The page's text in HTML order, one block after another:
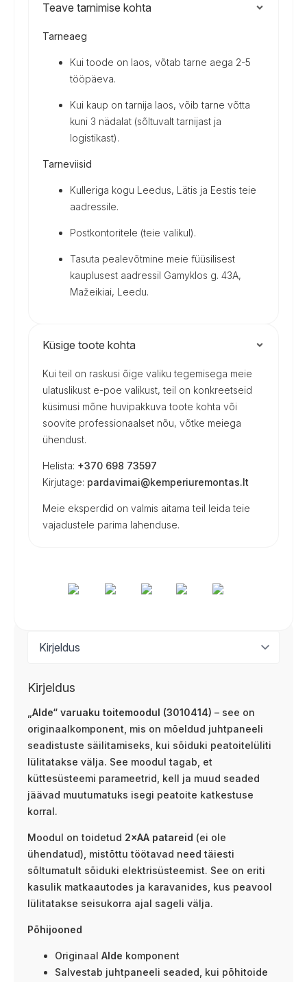
Teave tarnimise kohta
Tarneaeg
Kui toode on laos, võtab tarne aega 2-5
tööpäeva.
Kui kaup on tarnija laos, võib tarne võtta
kuni 3 nädalat (sõltuvalt tarnijast ja
logistikast).
Tarneviisid
Kulleriga kogu Leedus, Lätis ja Eestis teie
aadressile.
Postkontoritele (teie valikul).
Tasuta pealevõtmine meie füüsilisest
kauplusest aadressil Gamyklos g. 43A,
Mažeikiai, Leedu.
Küsige toote kohta
Kui teil on raskusi õige valiku tegemisega meie
ulatuslikust e-poe valikust, teil on konkreetseid
küsimusi mõne huvipakkuva toote kohta või
soovite professionaalset nõu, võtke meiega
ühendust.
Helista: +370 698 73597
Kirjutage: pardavimai@kemperiuremontas.lt
Meie eksperdid on valmis aitama teil leida teie
vajadustele parima lahenduse.
Kirjeldus
„Alde“ varuaku toitemoodul (3010414) – see on
originaalkomponent, mis on mõeldud juhtpaneeli
seadistuste säilitamiseks, kui sõiduki peatoitelüliti
lülitatakse välja. See moodul tagab, et
küttesüsteemi parameetrid, kell ja muud seaded
jäävad muutumatuks isegi peatoite katkestuse
korral.
Moodul on toidetud 2×AA patareid (ei ole
ühendatud), mistõttu töötavad need täiesti
sõltumatult sõiduki elektrisüsteemist. See on eriti
kasulik matkaautodes ja karavanides, kus peavool
lülitatakse seisukorra ajal sageli välja.
Põhijooned
Originaal Alde komponent
Salvestab juhtpaneeli seaded, kui põhitoide